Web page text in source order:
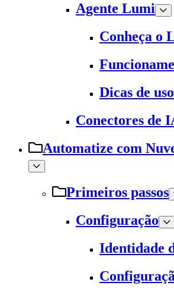
Agente Lumi
Conheça o
Dicas de uso
Conectores de
Automatize com
Primeiros passos
Configuração
Identidade